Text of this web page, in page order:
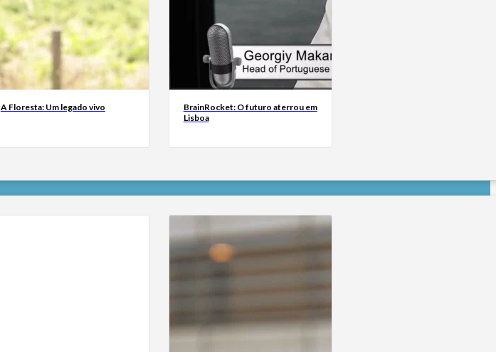
A Floresta: Um legado vivo
BrainRocket: O futuro aterrou em
Lisboa